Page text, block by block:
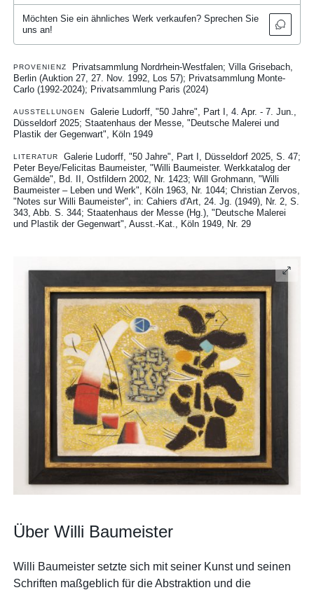
Möchten Sie ein ähnliches Werk verkaufen? Sprechen Sie
uns an!
PROVENIENZ
Privatsammlung Nordrhein-Westfalen; Villa Grisebach,
Berlin (Auktion 27, 27. Nov. 1992, Los 57); Privatsammlung Monte-
Carlo (1992-2024); Privatsammlung Paris (2024)
AUSSTELLUNGEN
Galerie Ludorff, "50 Jahre", Part I, 4. Apr. - 7. Jun.,
Düsseldorf 2025 Staatenhaus der Messe, "Deutsche Malerei und
Plastik der Gegenwart", Köln 1949
LITERATUR
Galerie Ludorff, "50 Jahre", Part I, Düsseldorf 2025, S. 47
Peter Beye/Felicitas Baumeister, "Willi Baumeister. Werkkatalog der
Gemälde", Bd. II, Ostfildern 2002, Nr. 1423 Will Grohmann, "Willi
Baumeister – Leben und Werk", Köln 1963, Nr. 1044 Christian Zervos,
"Notes sur Willi Baumeister", in: Cahiers d'Art, 24. Jg. (1949), Nr. 2, S.
343, Abb. S. 344 Staatenhaus der Messe (Hg.), "Deutsche Malerei
und Plastik der Gegenwart", Ausst.-Kat., Köln 1949, Nr. 29
Über Willi Baumeister
Willi Baumeister setzte sich mit seiner Kunst und seinen
Schriften maßgeblich für die Abstraktion und die